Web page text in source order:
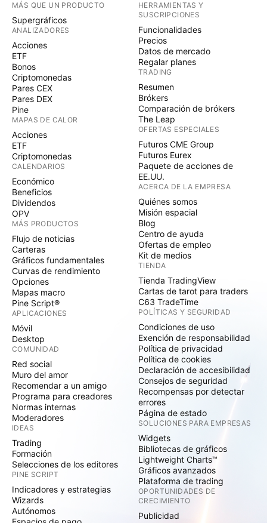
MÁS QUE UN PRODUCTO
Supergráficos
ANALIZADORES
Acciones
ETF
Bonos
Criptomonedas
Pares CEX
Pares DEX
Pine
MAPAS DE CALOR
Acciones
ETF
Criptomonedas
CALENDARIOS
Económico
Beneficios
Dividendos
OPV
MÁS PRODUCTOS
Flujo de noticias
Carteras
Gráficos fundamentales
Curvas de rendimiento
Opciones
Mapas macro
Pine Script®
APLICACIONES
Móvil
Desktop
COMUNIDAD
Red social
Muro del amor
Recomendar a un amigo
Programa para creadores
Normas internas
Moderadores
IDEAS
Trading
Formación
Selecciones de los editores
PINE SCRIPT
Indicadores y estrategias
Wizards
Autónomos
HERRAMIENTAS Y
SUSCRIPCIONES
Funcionalidades
Precios
Datos de mercado
Regalar planes
TRADING
Resumen
Brókers
Comparación de brókers
The Leap
OFERTAS ESPECIALES
Futuros CME Group
Futuros Eurex
Paquete de acciones de
EE.UU.
ACERCA DE LA EMPRESA
Quiénes somos
Misión espacial
Blog
Centro de ayuda
Ofertas de empleo
Kit de medios
TIENDA
Tienda TradingView
Cartas de tarot para traders
C63 TradeTime
POLÍTICAS Y SEGURIDAD
Condiciones de uso
Exención de responsabilidad
Política de privacidad
Política de cookies
Declaración de accesibilidad
Consejos de seguridad
Recompensas por detectar
errores
Página de estado
SOLUCIONES PARA EMPRESAS
Widgets
Bibliotecas de gráficos
Lightweight Charts™
Gráficos avanzados
Plataforma de trading
OPORTUNIDADES DE
CRECIMIENTO
Publicidad